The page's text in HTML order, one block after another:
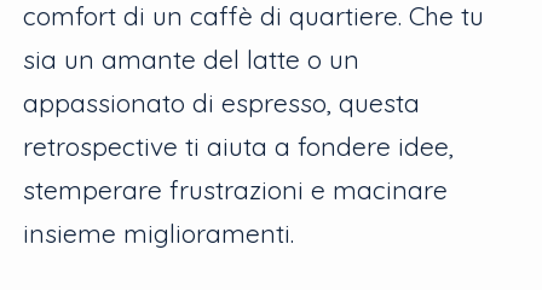
comfort di un caffè di quartiere. Che tu
sia un amante del latte o un
appassionato di espresso, questa
retrospective ti aiuta a fondere idee,
stemperare frustrazioni e macinare
insieme miglioramenti.